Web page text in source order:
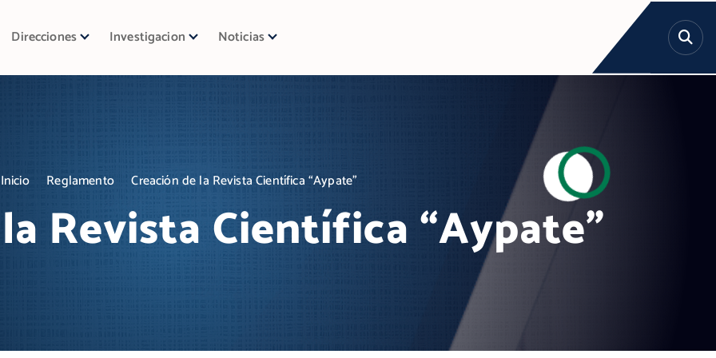
Direcciones Investigacion Noticias
Inicio Reglamento Creación de la Revista Científica “Aypate”
Revista Científica “Aypate”